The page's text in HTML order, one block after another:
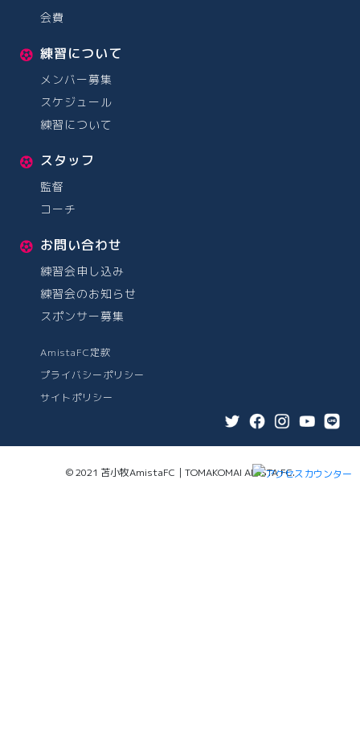
会費
練習について
メンバー募集
スケジュール
練習について
スタッフ
監督
コーチ
お問い合わせ
練習会申し込み
練習会のお知らせ
スポンサー募集
AmistaFC定款
プライバシーポリシー
サイトポリシー
© 2021 苫小牧AmistaFC｜TOMAKOMAI AMISTA FC.